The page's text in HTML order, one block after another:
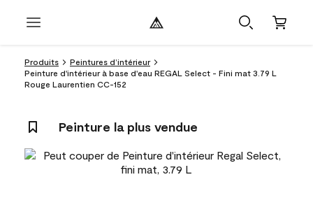
Produits
Peintures d’intérieur
Peinture d'intérieur à base d'eau REGAL Select - Fini mat 3.79 L
Rouge Laurentien CC-152
Peinture la plus vendue